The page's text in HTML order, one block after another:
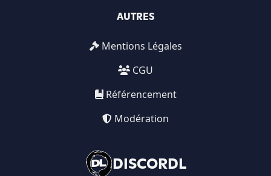
DISCORDL
AUTRES
Mentions Légales
CGU
Référencement
Modération